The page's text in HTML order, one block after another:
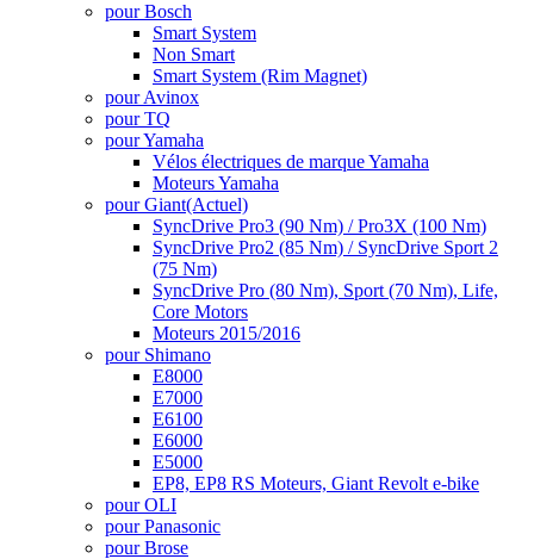
pour Bosch
Smart System
Non Smart
Smart System (Rim Magnet)
pour Avinox
pour TQ
pour Yamaha
Vélos électriques de marque Yamaha
Moteurs Yamaha
pour Giant(Actuel)
SyncDrive Pro3 (90 Nm) / Pro3X (100 Nm)
SyncDrive Pro2 (85 Nm) / SyncDrive Sport 2
(75 Nm)
SyncDrive Pro (80 Nm), Sport (70 Nm), Life,
Core Motors
Moteurs 2015/2016
pour Shimano
E8000
E7000
E6100
E6000
E5000
EP8, EP8 RS Moteurs, Giant Revolt e-bike
pour OLI
pour Panasonic
pour Brose